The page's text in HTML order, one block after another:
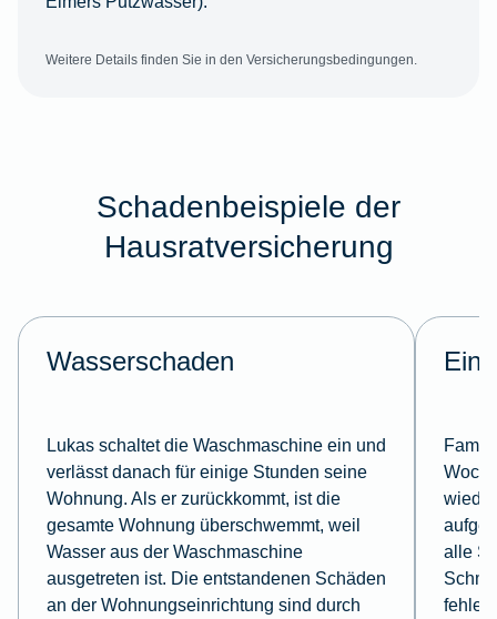
Weitere Details finden Sie in den Versicherungsbedingungen.
Schadenbeispiele der
Hausratversicherung
Wasserschaden
Lukas schaltet die Waschmaschine ein und
verlässt danach für einige Stunden seine
Wohnung. Als er zurückkommt, ist die
gesamte Wohnung überschwemmt, weil
Wasser aus der Waschmaschine
ausgetreten ist. Die entstandenen Schäden
an der Wohnungseinrichtung sind durch
alle